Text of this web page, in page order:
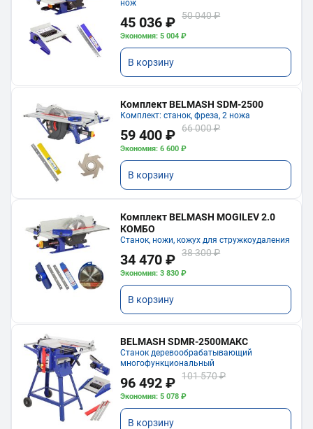
нож
45 036 ₽ 50 040 ₽
Экономия: 5 004 ₽
В корзину
Комплект BELMASH SDM-2500
Комплект: станок, фреза, 2 ножа
59 400 ₽ 66 000 ₽
Экономия: 6 600 ₽
В корзину
Комплект BELMASH MOGILEV 2.0
КОМБО
Станок, ножи, кожух для стружкоудаления
34 470 ₽ 38 300 ₽
Экономия: 3 830 ₽
В корзину
BELMASH SDMR-2500МАКС
Станок деревообрабатывающий
многофункциональный
96 492 ₽ 101 570 ₽
Экономия: 5 078 ₽
В корзину